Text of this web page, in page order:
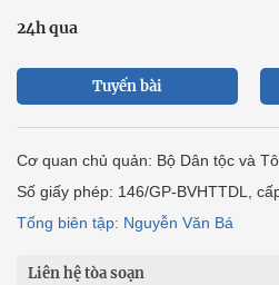
24h qua
Tuyến bài
Cơ quan chủ quản: Bộ Dân tộc và
Số giấy phép: 146/GP-BVHTTDL,
Tổng biên tập: Nguyễn Văn Bá
Liên hệ tòa soạn